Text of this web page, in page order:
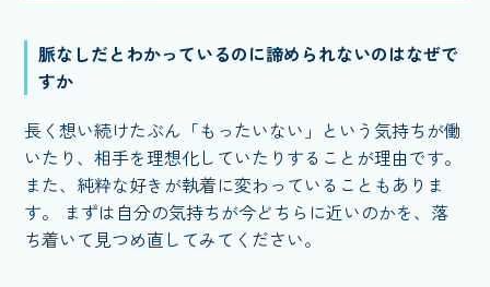
脈なしだとわかっているのに諦められないのはなぜで
すか
長く想い続けたぶん「もったいない」という気持ちが働
いたり、相手を理想化していたりすることが理由です。
また、純粋な好きが執着に変わっていることもありま
す。 まずは自分の気持ちが今どちらに近いのかを、落
ち着いて見つめ直してみてください。